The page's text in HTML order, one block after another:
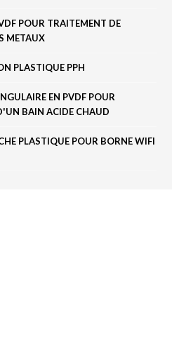
POUR TRAITEMENT DE
METAUX
PLASTIQUE PPH
EN PVDF POUR
BAIN ACIDE CHAUD
PLASTIQUE POUR BORNE WIFI